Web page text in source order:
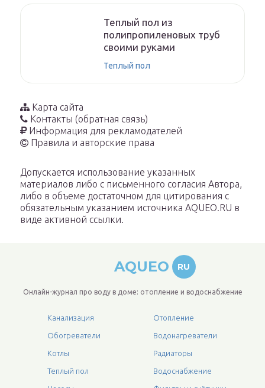
Теплый пол из
полипропиленовых труб
своими руками
Теплый пол
Карта сайта
Контакты (обратная связь)
Информация для рекламодателей
Правила и авторские права
Допускается использование указанных
материалов либо с письменного согласия Автора,
либо в объеме достаточном для цитирования с
обязательным указанием источника AQUEO.RU в
виде активной ссылки.
AQUEO RU
Онлайн-журнал про воду в доме: отопление и водоснабжение
Канализация Отопление
Обогреватели Водонагреватели
Котлы Радиаторы
Теплый пол Водоснабжение